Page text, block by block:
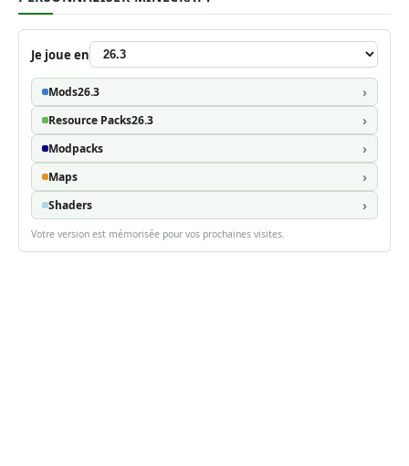
Je joue en
Mods26.3
Resource Packs26.3
Modpacks
Maps
Shaders
Votre version est mémorisée pour vos prochaines visites.